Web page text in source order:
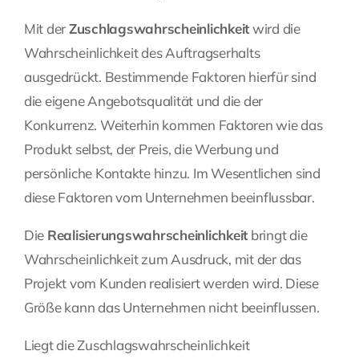
Mit derZuschlagswahrscheinlichkeitwird die
Wahrscheinlichkeit des Auftragserhalts
ausgedrückt. Bestimmende Faktoren hierfür sind
die eigene Angebotsqualität und die der
Konkurrenz. Weiterhin kommen Faktoren wie das
Produkt selbst, der Preis, die Werbung und
persönliche Kontakte hinzu. Im Wesentlichen sind
diese Faktoren vom Unternehmen beeinflussbar.
Die Realisierungswahrscheinlichkeitbringt die
Wahrscheinlichkeit zum Ausdruck, mit der das
Projekt vom Kunden realisiert werden wird. Diese
Größe kann das Unternehmen nicht beeinflussen.
Liegt die Zuschlagswahrscheinlichkeit